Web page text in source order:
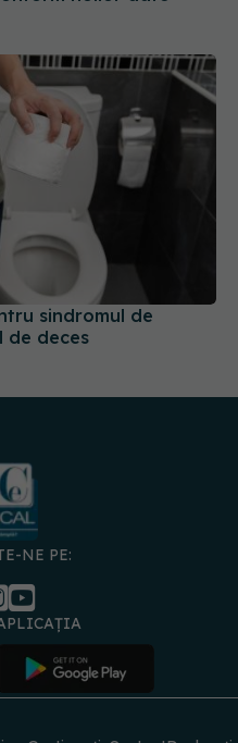
sindromul de
de deces
NE PE: